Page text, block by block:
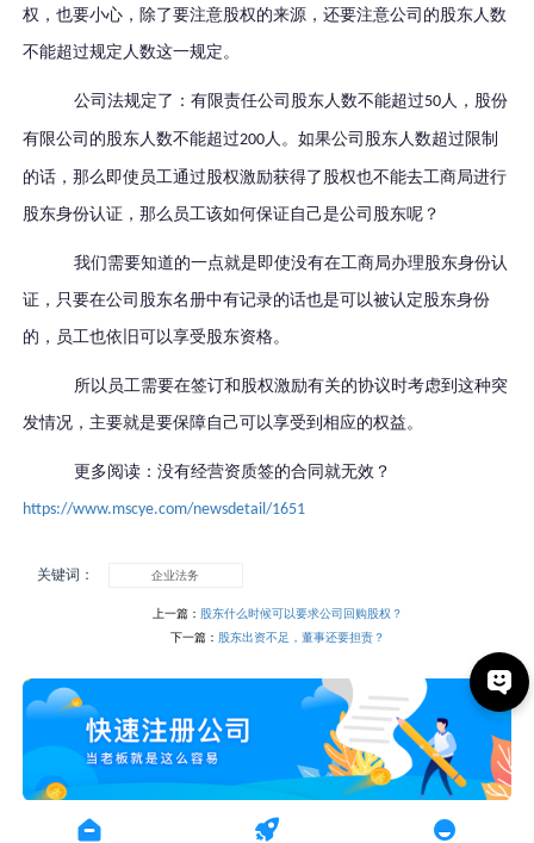
权，也要小心，除了要注意股权的来源，还要注意公司的股东人数
不能超过规定人数这一规定。
公司法规定了：有限责任公司股东人数不能超过50人，股份
有限公司的股东人数不能超过200人。如果公司股东人数超过限制
的话，那么即使员工通过股权激励获得了股权也不能去工商局进行
股东身份认证，那么员工该如何保证自己是公司股东呢？
我们需要知道的一点就是即使没有在工商局办理股东身份认
证，只要在公司股东名册中有记录的话也是可以被认定股东身份
的，员工也依旧可以享受股东资格。
所以员工需要在签订和股权激励有关的协议时考虑到这种突
发情况，主要就是要保障自己可以享受到相应的权益。
更多阅读：没有经营资质签的合同就无效？
https://www.mscye.com/newsdetail/1651
关键词： 企业法务
上一篇： 股东什么时候可以要求公司回购股权？
下一篇： 股东出资不足，董事还要担责？